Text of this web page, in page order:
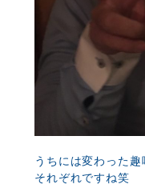
うちには変わった
それぞれですね笑